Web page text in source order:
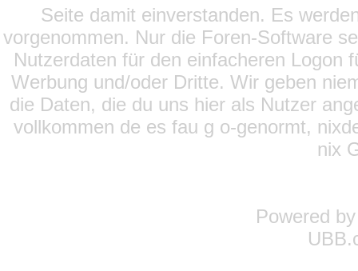
Seite damit einverstanden. Es
vorgenommen. Nur die Foren-Software
Nutzerdaten für den einfacheren Logon
Werbung und/oder Dritte. Wir geben
die Daten, die du uns hier als Nutzer
vollkommen de es fau g o-genormt,
nix
Powered